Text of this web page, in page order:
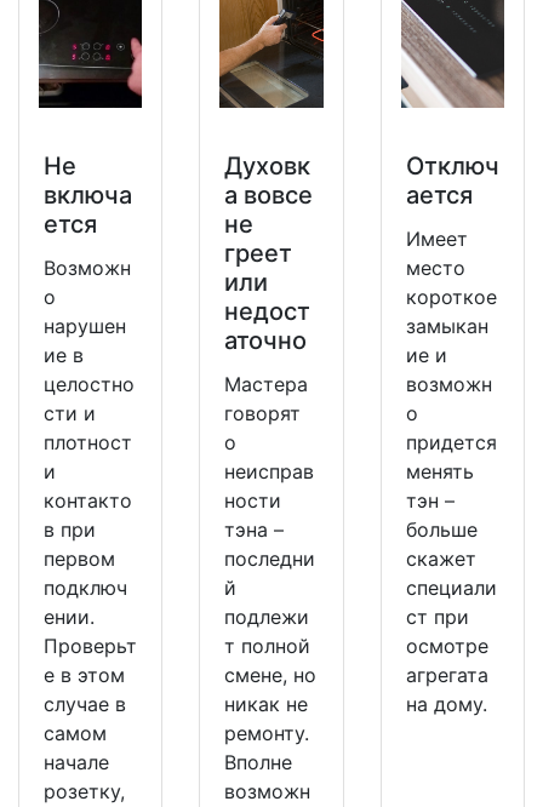
Не
включа
ется
Возможн
о
нарушен
ие в
целостно
сти и
плотност
и
контакто
в при
первом
подключ
ении.
Проверьт
е в этом
случае в
самом
начале
розетку,
Духовк
а вовсе
не
греет
или
недост
аточно
Мастера
говорят
о
неисправ
ности
тэна –
последни
й
подлежи
т полной
смене, но
никак не
ремонту.
Вполне
возможн
Отключ
ается
Имеет
место
короткое
замыкан
ие и
возможн
о
придется
менять
тэн –
больше
скажет
специали
ст при
осмотре
агрегата
на дому.